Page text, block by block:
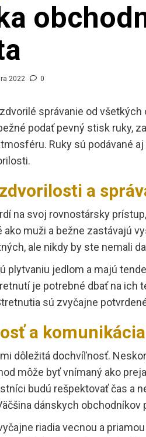
2022 0
správanie od
podať pevný stisk ruky,
Ruky sú podávané
a
na svoj rovnostársky
ako muži a bežne zastávajú
ale nikdy by ste nemali
plytvaniu jedlom a majú
je potrebné dbať na ich
sú zvyčajne
a komunikácia
dôležitá dochvíľnosť.
môže byť vnímaný ako
budú rešpektovať čas a
dánskych
riadia vecnou a